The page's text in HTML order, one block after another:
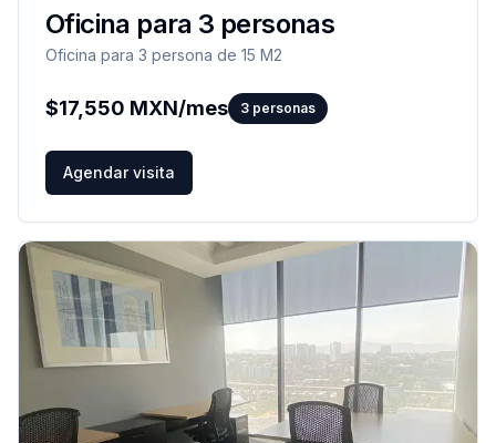
Oficina para 3 personas
Oficina para 3 persona de 15 M2
$17,550 MXN/mes 3 personas
Agendar visita